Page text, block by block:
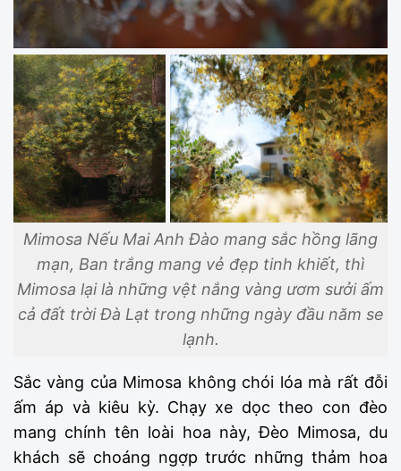
Mimosa Nếu Mai Anh Đào mang sắc hồng lãng
mạn, Ban trắng mang vẻ đẹp tinh khiết, thì
Mimosa lại là những vệt nắng vàng ươm sưởi ấm
cả đất trời Đà Lạt trong những ngày đầu năm se
lạnh.
Sắc vàng của Mimosa không chói lóa mà rất đỗi
ấm áp và kiêu kỳ. Chạy xe dọc theo con đèo
mang chính tên loài hoa này, Đèo Mimosa, du
khách sẽ choáng ngợp trước những thảm hoa